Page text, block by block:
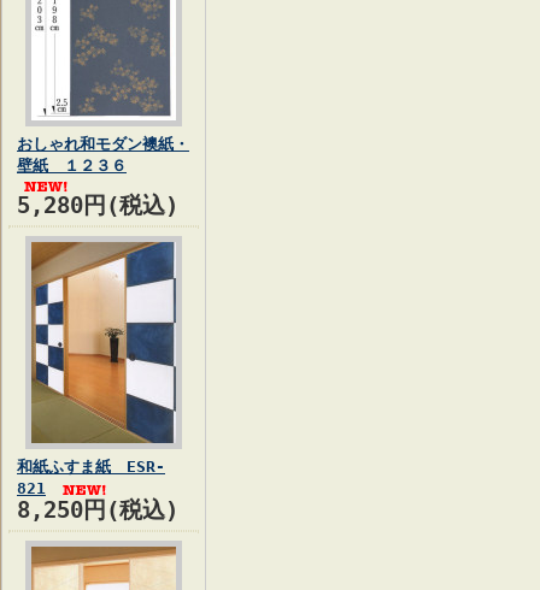
おしゃれ和モダン襖紙・
壁紙 １２３６
5,280円(税込)
和紙ふすま紙 ESR-
821
8,250円(税込)